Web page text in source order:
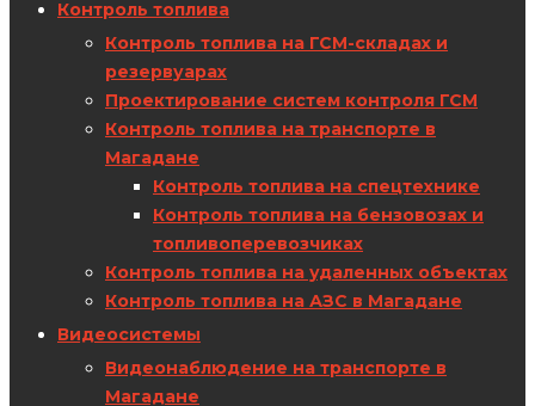
Контроль топлива
Контроль топлива на ГСМ-складах и
резервуарах
Проектирование систем контроля ГСМ
Контроль топлива на транспорте в
Магадане
Контроль топлива на спецтехнике
Контроль топлива на бензовозах и
топливоперевозчиках
Контроль топлива на удаленных объектах
Контроль топлива на АЗС в Магадане
Видеосистемы
Видеонаблюдение на транспорте в
Магадане